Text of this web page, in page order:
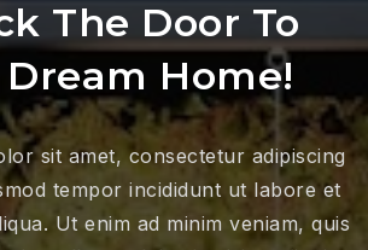
The Door To
Home!
sit amet, consectetur adipiscing
tempor incididunt ut labore et
Ut enim ad minim veniam, quis